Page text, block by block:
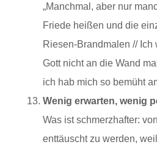
„Manchmal, aber nur
Friede heißen und die
Riesen-Brandmalen //
Gott nicht an die Wand
ich hab mich so bemüht
Wenig erwarten, wenig
Was ist schmerzhafter:
enttäuscht zu werden,